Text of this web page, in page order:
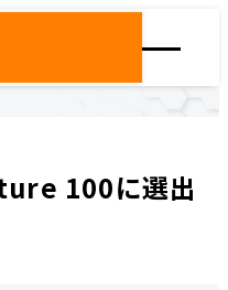
100に選出